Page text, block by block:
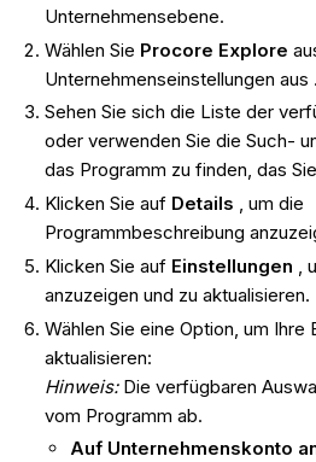
Unternehmensebene.
Wählen Sie Procore Explore
Unternehmenseinstellungen aus .
Sehen Sie sich die Liste der
oder verwenden Sie die Such-
das Programm zu finden, das
Klicken Sie auf Details , um die
Programmbeschreibung
Klicken Sie auf Einstellungen
,
anzuzeigen und zu aktualisieren.
Wählen Sie eine Option, um Ihre
aktualisieren:
Hinweis:Die verfügbaren
vom Programm ab.
Auf Unternehmenskonto